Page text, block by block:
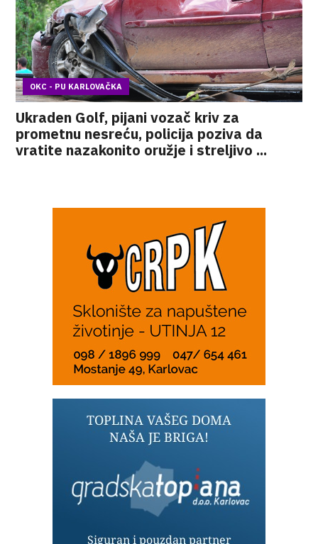
OKC - PU KARLOVAČKA
Ukraden Golf, pijani vozač kriv za
prometnu nesreću, policija poziva da
vratite nazakonito oružje i streljivo ...